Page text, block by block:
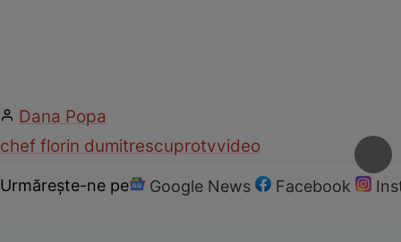
Dana Popa
chef florin dumitrescuprotvvideo
Urmărește-ne pe Google News Facebook